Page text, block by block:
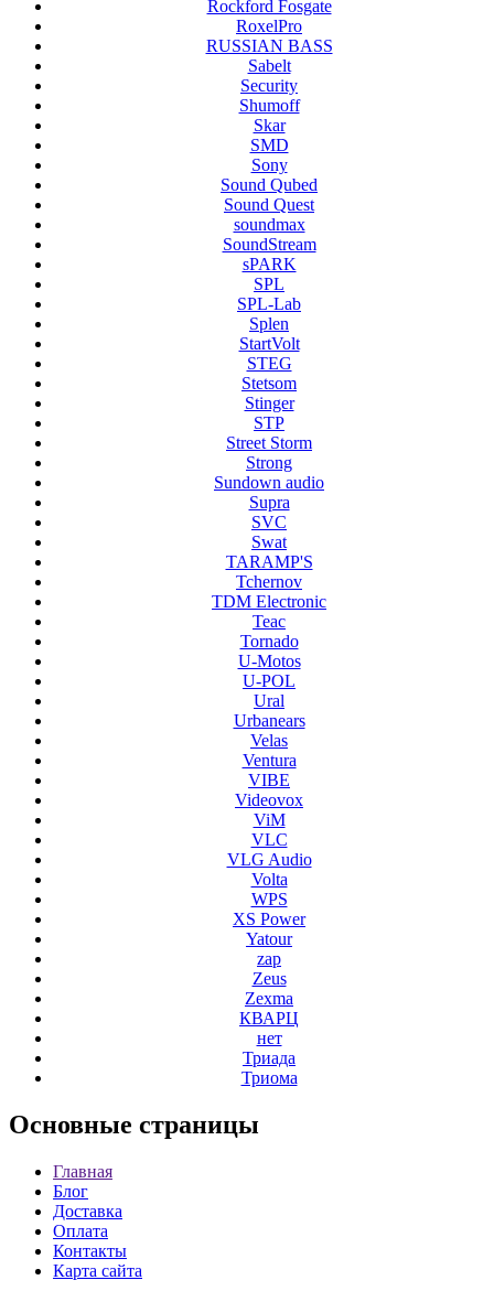
Rockford Fosgate
RoxelPro
RUSSIAN BASS
Sabelt
Security
Shumoff
Skar
SMD
Sony
Sound Qubed
Sound Quest
soundmax
SoundStream
sPARK
SPL
SPL-Lab
Splen
StartVolt
STEG
Stetsom
Stinger
STP
Street Storm
Strong
Sundown audio
Supra
SVC
Swat
TARAMP'S
Tchernov
TDM Electronic
Teac
Tornado
U-Motos
U-POL
Ural
Urbanears
Velas
Ventura
VIBE
Videovox
ViM
VLC
VLG Audio
Volta
WPS
XS Power
Yatour
zap
Zeus
Zexma
КВАРЦ
нет
Триада
Триома
Основные страницы
Главная
Блог
Доставка
Оплата
Контакты
Карта сайта